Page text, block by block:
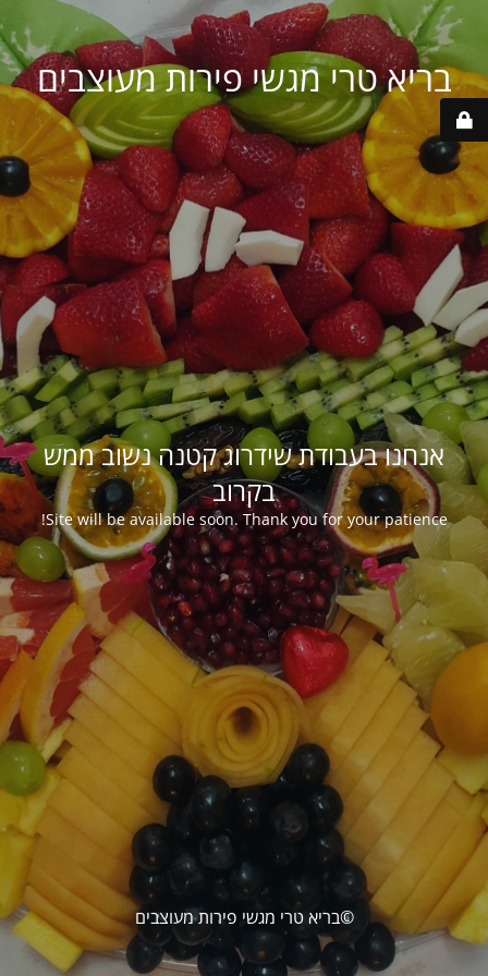
בריא טרי מגשי פירות מעוצבים
אנחנו בעבודת שידרוג קטנה נשוב ממש
בקרוב
Site will be available soon. Thank you for your patience!
©בריא טרי מגשי פירות מעוצבים